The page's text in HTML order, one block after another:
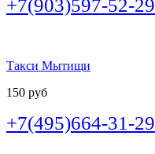
+7(903)597-52-29
Такси Мытищи
150 руб
+7(495)664-31-29